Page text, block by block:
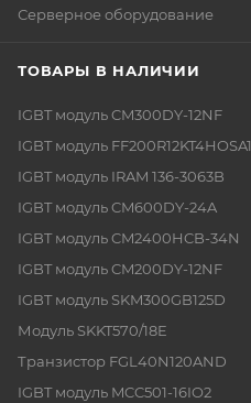
Серверное оборудование
ТОВАРЫ В НАЛИЧИИ
IGBT модуль CM300DY-12NF
IGBT модуль FF200R12KT4HOSA1
IGBT модуль IRAM 136-3063B
IGBT модуль CM600DY-24A
IGBT модуль CM2400HCB-34N
IGBT модуль CM200DY-12NF
IGBT модуль SKM300GB125D
Модуль SKKT570/18E
Транзистор FGL40N120AND
IGBT модуль MCC501-16IO2